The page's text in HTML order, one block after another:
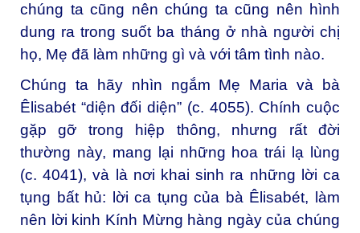
chúng ta cũng nên chúng ta cũng nên hình
dung ra trong suốt ba tháng ở nhà người chị
họ, Mẹ đã làm những gì và với tâm tình nào.
Chúng ta hãy nhìn ngắm Mẹ Maria và bà
Êlisabét “diện đối diện” (c. 4055). Chính cuộc
gặp gỡ trong hiệp thông, nhưng rất đời
thường này, mang lại những hoa trái lạ lùng
(c. 4041), và là nơi khai sinh ra những lời ca
tụng bất hủ: lời ca tụng của bà Êlisabét, làm
nên lời kinh Kính Mừng hàng ngày của chúng